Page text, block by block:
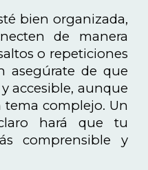
bien organizada,
de manera
o repeticiones
asegúrate de que
accesible, aunque
complejo. Un
hará que tu
comprensible y